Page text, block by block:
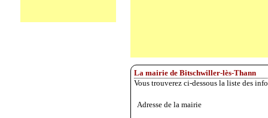
La mairie de Bitschwiller-lès-Thann
Vous trouverez ci-dessous la liste des
Adresse de la mairie